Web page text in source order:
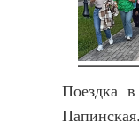
Поездка